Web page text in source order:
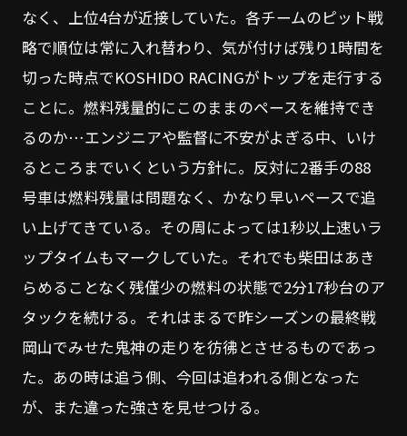
なく、上位4台が近接していた。各チームのピット戦
略で順位は常に入れ替わり、気が付けば残り1時間を
切った時点でKOSHIDO RACINGがトップを走行する
ことに。燃料残量的にこのままのペースを維持でき
るのか…エンジニアや監督に不安がよぎる中、いけ
るところまでいくという方針に。反対に2番手の88
号車は燃料残量は問題なく、かなり早いペースで追
い上げてきている。その周によっては1秒以上速いラ
ップタイムもマークしていた。それでも柴田はあき
らめることなく残僅少の燃料の状態で2分17秒台のア
タックを続ける。それはまるで昨シーズンの最終戦
岡山でみせた鬼神の走りを彷彿とさせるものであっ
た。あの時は追う側、今回は追われる側となった
が、また違った強さを見せつける。